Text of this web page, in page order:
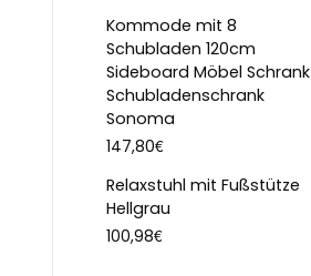
Kommode mit 8
Schubladen 120cm
Sideboard Möbel Schrank
Schubladenschrank
Sonoma
147,80€
Relaxstuhl mit Fußstütze
Hellgrau
100,98€